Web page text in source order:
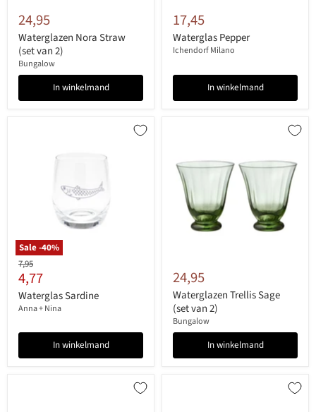
24,95
Waterglazen Nora Straw
(set van 2)
Bungalow
In winkelmand
17,45
Waterglas Pepper
Ichendorf Milano
In winkelmand
Sale -40%
Originele
prijs
7,95
Huidige
prijs
4,77
Waterglas Sardine
Anna + Nina
In winkelmand
24,95
Waterglazen Trellis Sage
(set van 2)
Bungalow
In winkelmand